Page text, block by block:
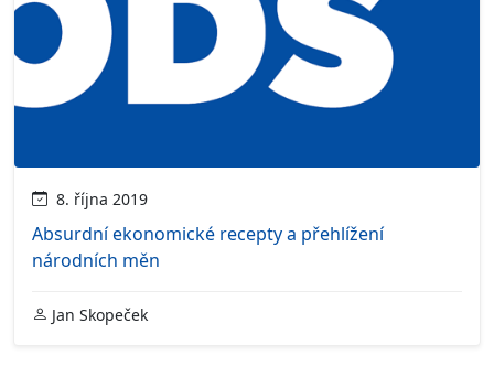
8. října 2019
Absurdní ekonomické recepty a přehlížení
národních měn
Jan Skopeček